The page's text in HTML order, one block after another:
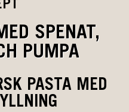
SPENAT,
PUMPA
PASTA MED